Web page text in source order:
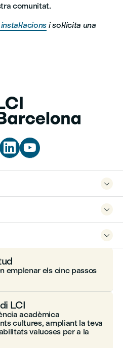
comunitat.
i sol·licita una
 



emplenar els cinc passos
LCI
acadèmica
cultures, ampliant la teva
valuoses per a la